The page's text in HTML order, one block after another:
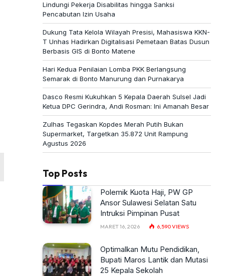
Lindungi Pekerja Disabilitas hingga Sanksi
Pencabutan Izin Usaha
Dukung Tata Kelola Wilayah Presisi, Mahasiswa KKN-
T Unhas Hadirkan Digitalisasi Pemetaan Batas Dusun
Berbasis GIS di Bonto Matene
Hari Kedua Penilaian Lomba PKK Berlangsung
Semarak di Bonto Manurung dan Purnakarya
Dasco Resmi Kukuhkan 5 Kepala Daerah Sulsel Jadi
Ketua DPC Gerindra, Andi Rosman: Ini Amanah Besar
Zulhas Tegaskan Kopdes Merah Putih Bukan
Supermarket, Targetkan 35.872 Unit Rampung
Agustus 2026
Top Posts
Polemik Kuota Haji, PW GP
Ansor Sulawesi Selatan Satu
Intruksi Pimpinan Pusat
MARET 16, 2026 6,590VIEWS
Optimalkan Mutu Pendidikan,
Bupati Maros Lantik dan Mutasi
25 Kepala Sekolah